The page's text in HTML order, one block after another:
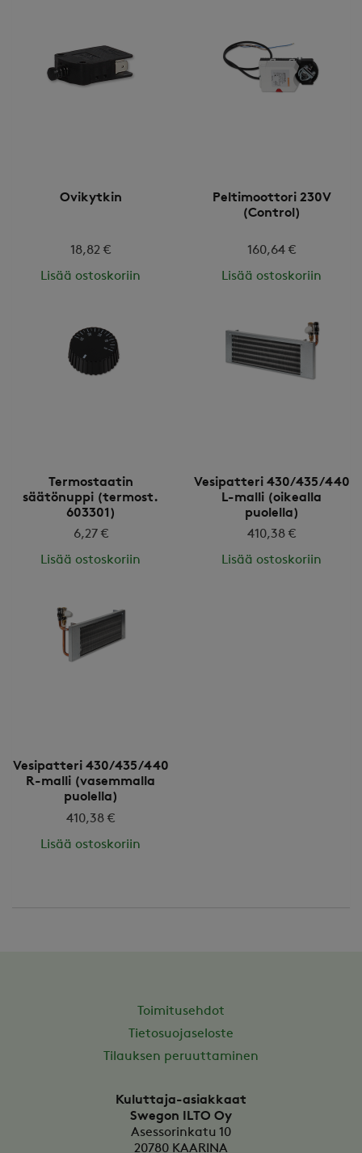
Ovikytkin
18,82 €
Lisää ostoskoriin
Peltimoottori 230V
(Control)
160,64 €
Lisää ostoskoriin
Termostaatin
säätönuppi (termost.
603301)
6,27 €
Lisää ostoskoriin
Vesipatteri 430/435/440
L-malli (oikealla
puolella)
410,38 €
Lisää ostoskoriin
Vesipatteri 430/435/440
R-malli (vasemmalla
puolella)
410,38 €
Lisää ostoskoriin
Toimitusehdot
Tietosuojaseloste
Tilauksen peruuttaminen
Kuluttaja-asiakkaat
Swegon ILTO Oy
Asessorinkatu 10
20780 KAARINA